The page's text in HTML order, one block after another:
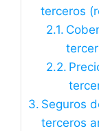
terceros
Seguros
terceros